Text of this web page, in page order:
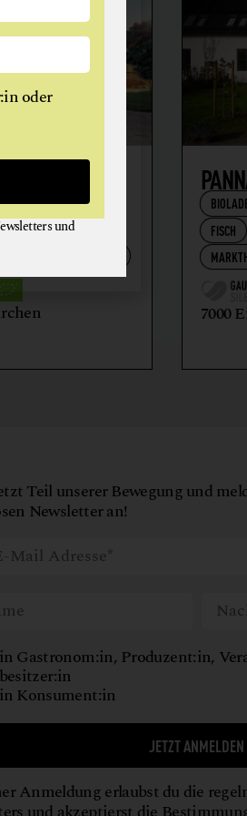
GEMÜSE
FISCH
7000
Teil unserer Bewegung und
Newsletter an!
Gastronom:in, Produzent:in,
Konsument:in
JETZT ANMELDEN
Anmeldung erlaubst du die
oder
und